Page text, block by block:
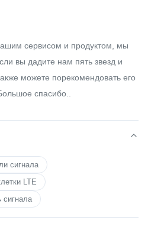
сервисом и продуктом, мы
вы дадите нам пять звезд и
можете порекомендовать его
спасибо..
сигнала
LTE
сигнала